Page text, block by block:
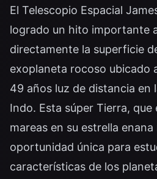
El Telescopio Espacial
logrado un hito importante
directamente la superficie
exoplaneta rocoso ubicado
49 años luz de distancia en
Indo. Esta súper Tierra,
mareas en su estrella
oportunidad única para
características de los